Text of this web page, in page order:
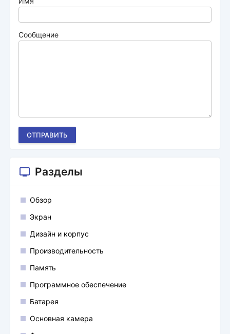
Сообщение
ОТПРАВИТЬ
Разделы
Обзор
Экран
Дизайн и корпус
Производительность
Память
Программное обеспечение
Батарея
Основная камера